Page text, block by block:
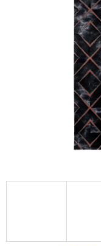
hvězdiček.